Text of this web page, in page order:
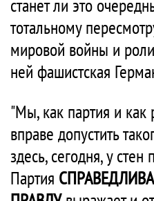
станет ли это
тотальному
мировой войны и
ней фашистская
"Мы, как партия и как
вправе допустить
здесь, сегодня, у стен
Партия